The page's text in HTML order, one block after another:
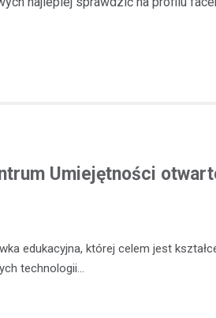
Umiejętności
edukacyjna, której celem jest
technologii…